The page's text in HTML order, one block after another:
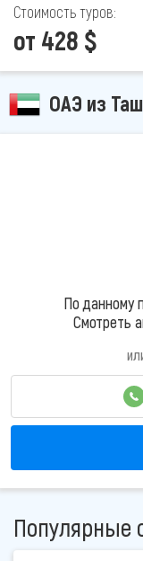
Стоимость туров:
от 428 $
ОАЭ из
По данному
Смотреть
Популярные